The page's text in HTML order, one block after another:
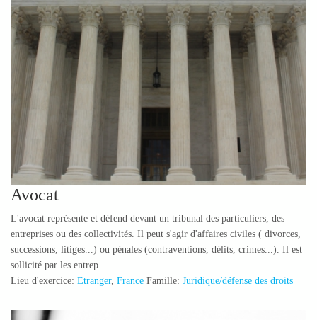
Avocat
L'avocat représente et défend devant un tribunal des particuliers, des
entreprises ou des collectivités. Il peut s'agir d'affaires civiles ( divorces,
successions, litiges...) ou pénales (contraventions, délits, crimes...). Il est
sollicité par les entrep
Lieu d'exercice: Etranger, France Famille: Juridique/défense des droits